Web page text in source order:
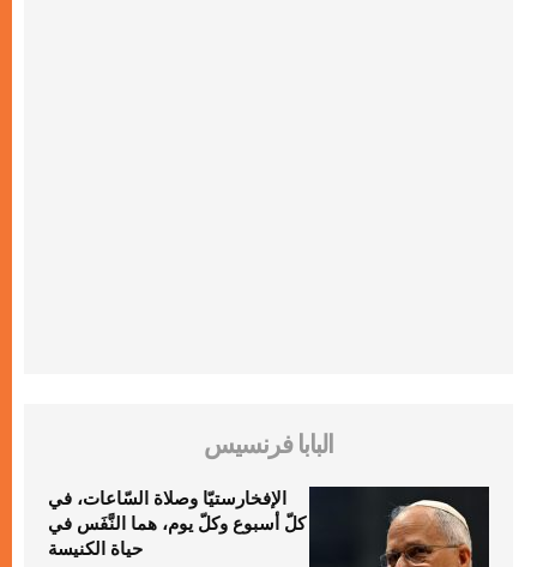
البابا فرنسيس
الإفخارستيّا وصلاة السّاعات، في
كلّ أسبوع وكلّ يوم، هما النَّفَس في
حياة الكنيسة